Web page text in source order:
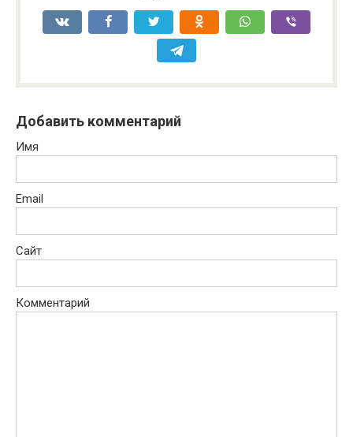
Добавить комментарий
Имя
Email
Сайт
Комментарий